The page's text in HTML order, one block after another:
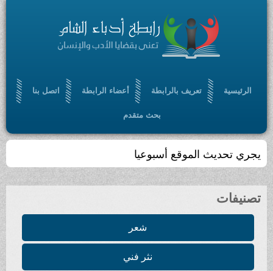
الرئيسية تعريف بالرابطة أعضاء الرابطة اتصل بنا
بحث متقدم
يجري تحديث الموقع أسبوعيا
تصنيفات
شعر
نثر فني